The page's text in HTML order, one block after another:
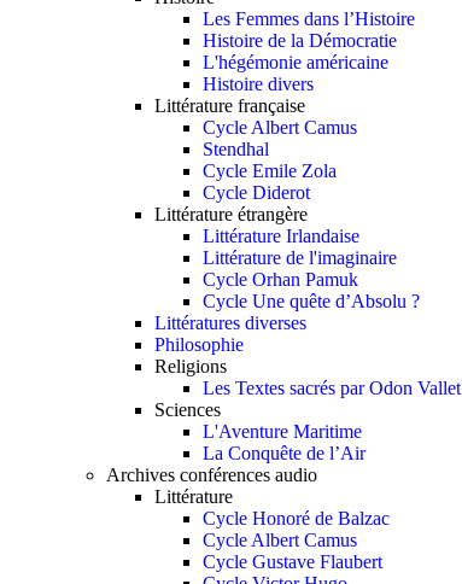
Les Femmes dans l’Histoire
Histoire de la Démocratie
L'hégémonie américaine
Histoire divers
Littérature française
Cycle Albert Camus
Stendhal
Cycle Emile Zola
Cycle Diderot
Littérature étrangère
Littérature Irlandaise
Littérature de l'imaginaire
Cycle Orhan Pamuk
Cycle Une quête d’Absolu ?
Littératures diverses
Philosophie
Religions
Les Textes sacrés par Odon Vallet
Sciences
L'Aventure Maritime
La Conquête de l’Air
Archives conférences audio
Littérature
Cycle Honoré de Balzac
Cycle Albert Camus
Cycle Gustave Flaubert